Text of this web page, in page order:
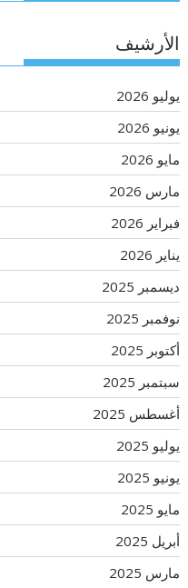
الأرشيف
يوليو 2026
يونيو 2026
مايو 2026
مارس 2026
فبراير 2026
يناير 2026
ديسمبر 2025
نوفمبر 2025
أكتوبر 2025
سبتمبر 2025
أغسطس 2025
يوليو 2025
يونيو 2025
مايو 2025
أبريل 2025
مارس 2025